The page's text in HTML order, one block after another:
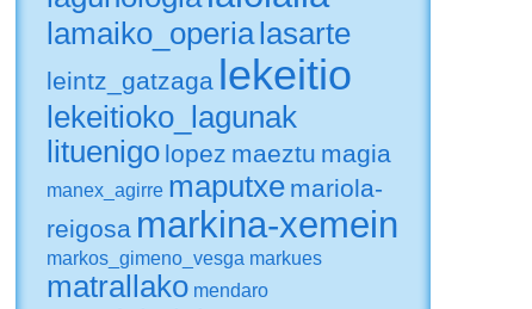
lamaiko_operia lasarte
leintz_gatzaga lekeitio
lekeitioko_lagunak
lituenigo lopez maeztu magia
manex_agirre maputxe mariola-
reigosa markina-xemein
markos_gimeno_vesga markues
matrallako mendaro